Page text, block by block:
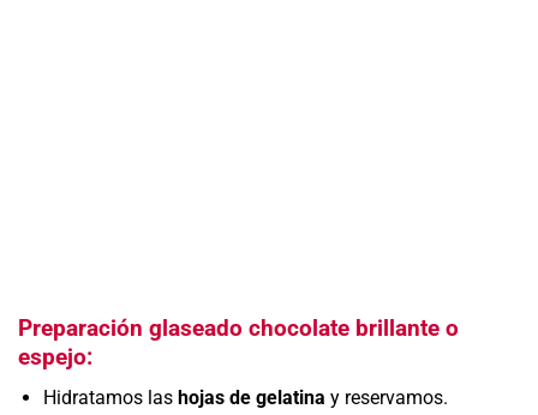
Preparación glaseado chocolate brillante o
espejo:
Hidratamos las hojas de gelatina y reservamos.